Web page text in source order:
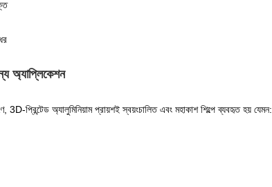
অ্যাপ্লিকেশন
প্রিন্টেড অ্যালুমিনিয়াম প্রায়শই স্বয়ংচালিত এবং মহাকাশ শিল্পে ব্যবহৃত হয় যেমন: